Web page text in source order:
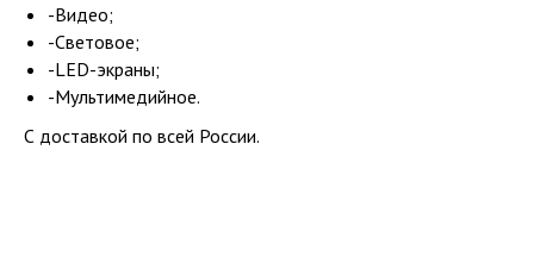
-Видео;
-Световое;
-LED-экраны;
-Мультимедийное.
С доставкой по всей России.